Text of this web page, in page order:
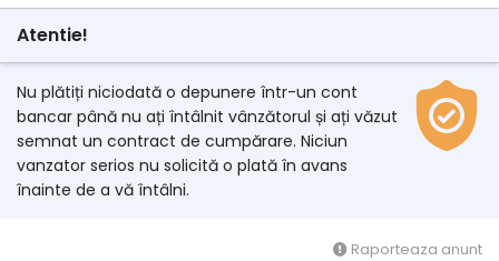
Atentie!
Nu plătiți niciodată o depunere într-un cont
bancar până nu ați întâlnit vânzătorul și ați văzut
semnat un contract de cumpărare. Niciun
vanzator serios nu solicită o plată în avans
înainte de a vă întâlni.
Raporteaza anunt